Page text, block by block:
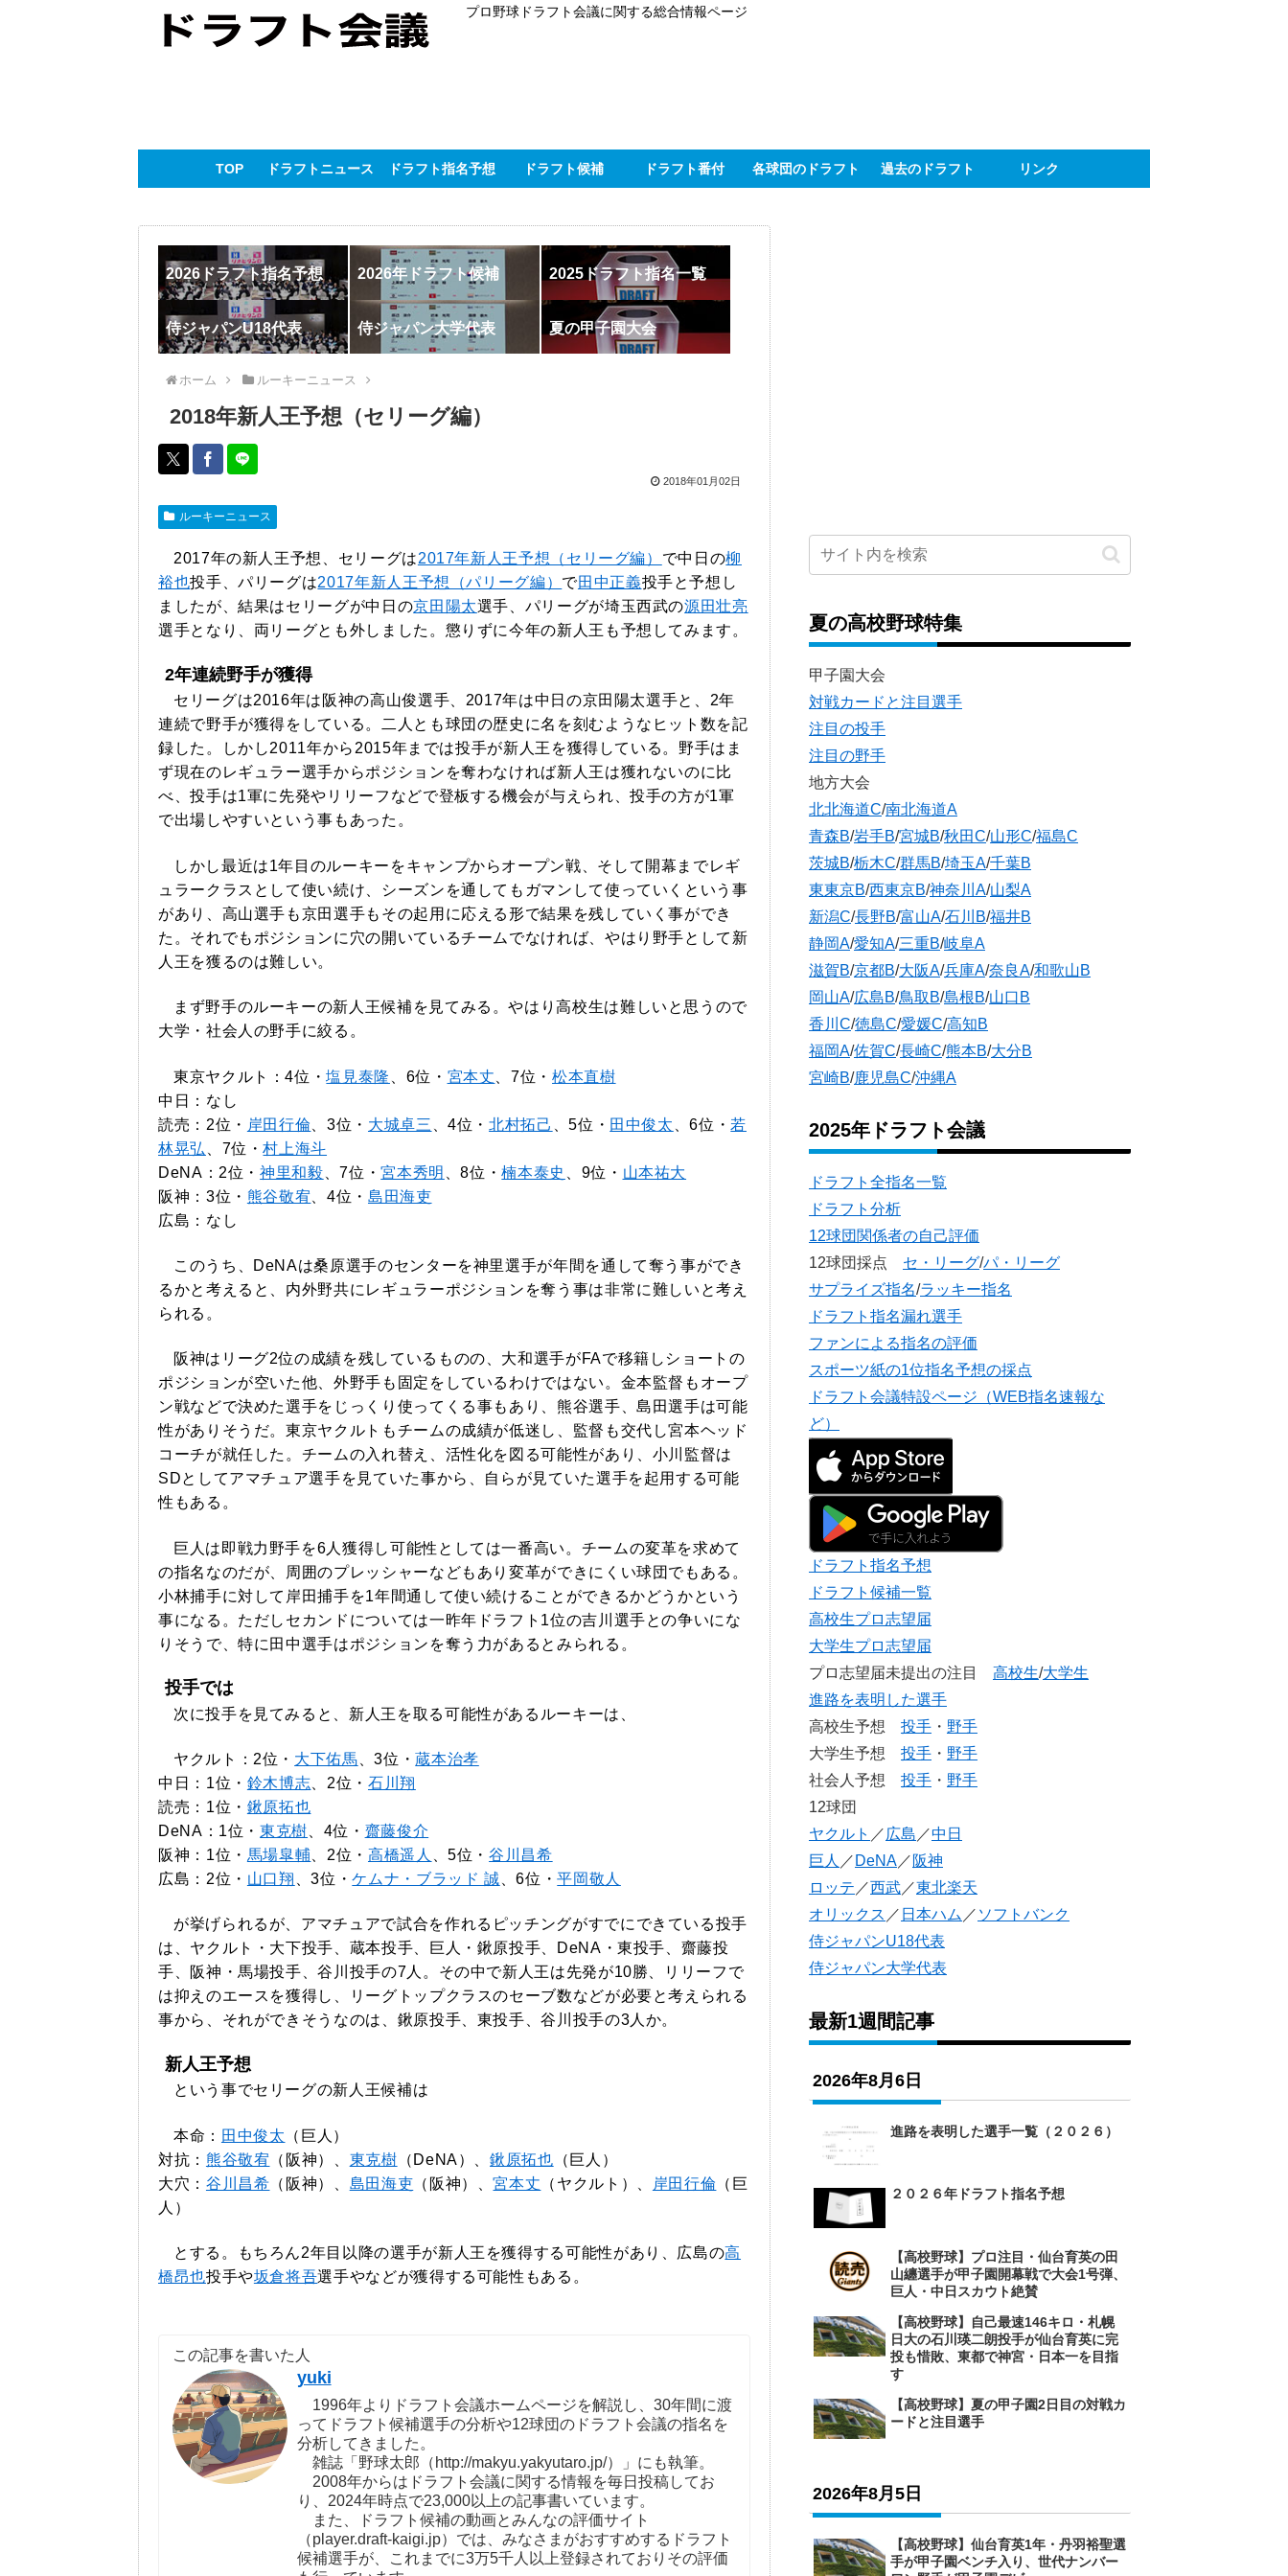
プロ野球ドラフト会議に関する総合情報ページ
TOP ドラフトニュース ドラフト指名予想 ドラフト候補 ドラフト番付 各球団のドラフト 過去のドラフト リンク
2026ドラフト指名予想 2026年ドラフト候補 2025ドラフト指名一覧
侍ジャパンU18代表 侍ジャパン大学代表 夏の甲子園大会
ホーム ルーキーニュース
2018年新人王予想（セリーグ編）
2018年01月02日
ルーキーニュース
2017年の新人王予想、セリーグは2017年新人王予想（セリーグ編） で中日の柳
裕也投手、パリーグは2017年新人王予想（パリーグ編） で田中正義投手と予想し
ましたが、結果はセリーグが中日の京田陽太選手、パリーグが埼玉西武の源田壮亮
選手となり、両リーグとも外しました。懲りずに今年の新人王も予想してみます。
2年連続野手が獲得
セリーグは2016年は阪神の高山俊選手、2017年は中日の京田陽太選手と、2年
連続で野手が獲得をしている。二人とも球団の歴史に名を刻むようなヒット数を記
録した。しかし2011年から2015年までは投手が新人王を獲得している。野手はま
ず現在のレギュラー選手からポジションを奪わなければ新人王は獲れないのに比
べ、投手は1軍に先発やリリーフなどで登板する機会が与えられ、投手の方が1軍
で出場しやすいという事もあった。
しかし最近は1年目のルーキーをキャンプからオープン戦、そして開幕までレギ
ュラークラスとして使い続け、シーズンを通してもガマンして使っていくという事
があり、高山選手も京田選手もその起用に応える形で結果を残していく事ができ
た。それでもポジションに穴の開いているチームでなければ、やはり野手として新
人王を獲るのは難しい。
まず野手のルーキーの新人王候補を見てみる。やはり高校生は難しいと思うので
大学・社会人の野手に絞る。
東京ヤクルト：4位・塩見泰隆 、6位・ 宮本丈 、7位・松本直樹
中日：なし
読売：2位・ 岸田行倫 、3位・ 大城卓三 、4位・北村拓己 、5位・ 田中俊太 、6位・ 若
林晃弘
、7位・村上海斗
DeNA：2位・神里和毅 、7位・宮本秀明 、8位・楠本泰史 、9位・ 山本祐大
阪神：3位・ 熊谷敬宥 、4位・ 島田海吏
広島：なし
このうち、DeNAは桑原選手のセンターを神里選手が年間を通して奪う事ができ
るかと考えると、内外野共にレギュラーポジションを奪う事は非常に難しいと考え
られる。
阪神はリーグ2位の成績を残しているものの、大和選手がFAで移籍しショートの
ポジションが空いた他、外野手も固定をしているわけではない。金本監督もオープ
ン戦などで決めた選手をじっくり使ってくる事もあり、熊谷選手、島田選手は可能
性がありそうだ。東京ヤクルトもチームの成績が低迷し、監督も交代し宮本ヘッド
コーチが就任した。チームの入れ替え、活性化を図る可能性があり、小川監督は
SDとしてアマチュア選手を見ていた事から、自らが見ていた選手を起用する可能
性もある。
巨人は即戦力野手を6人獲得し可能性としては一番高い。チームの変革を求めて
の指名なのだが、周囲のプレッシャーなどもあり変革ができにくい球団でもある。
小林捕手に対して岸田捕手を1年間通して使い続けることができるかどうかという
事になる。ただしセカンドについては一昨年ドラフト1位の吉川選手との争いにな
りそうで、特に田中選手はポジションを奪う力があるとみられる。
投手では
次に投手を見てみると、新人王を取る可能性があるルーキーは、
ヤクルト：2位・ 大下佑馬 、3位・蔵本治孝
中日：1位・ 鈴木博志 、2位・ 石川翔
読売：1位・ 鍬原拓也
DeNA：1位・東克樹 、4位・ 齋藤俊介
阪神：1位・ 馬場皐輔 、2位・ 高橋遥人 、5位・谷川昌希
広島：2位・ 山口翔 、3位・ケムナ・ブラッド 誠 、6位・平岡敬人
が挙げられるが、アマチュアで試合を作れるピッチングがすでにできている投手
は、ヤクルト・大下投手、蔵本投手、巨人・鍬原投手、DeNA・東投手、齋藤投
手、阪神・馬場投手、谷川投手の7人。その中で新人王は先発が10勝、リリーフで
は抑えのエースを獲得し、リーグトップクラスのセーブ数などが必要と考えられる
事から、それができそうなのは、鍬原投手、東投手、谷川投手の3人か。
新人王予想
という事でセリーグの新人王候補は
本命： 田中俊太 （巨人）
対抗： 熊谷敬宥 （阪神）、 東克樹 （DeNA）、鍬原拓也 （巨人）
大穴： 谷川昌希 （阪神）、 島田海吏 （阪神）、宮本丈 （ヤクルト）、 岸田行倫 （巨
人）
とする。もちろん2年目以降の選手が新人王を獲得する可能性があり、広島の高
橋昂也投手や坂倉将吾選手やなどが獲得する可能性もある。
この記事を書いた人
yuki
1996年よりドラフト会議ホームページを解説し、30年間に渡
ってドラフト候補選手の分析や12球団のドラフト会議の指名を
分析してきました。
雑誌「野球太郎（http://makyu.yakyutaro.jp/）」にも執筆。
2008年からはドラフト会議に関する情報を毎日投稿してお
り、2024年時点で23,000以上の記事書いています。
また、ドラフト候補の動画とみんなの評価サイト
（player.draft-kaigi.jp）では、みなさまがおすすめするドラフト
候補選手が、これまでに3万5千人以上登録されておりその評価
夏の高校野球特集
甲子園大会
対戦カードと注目選手
注目の投手
注目の野手
地方大会
北北海道C/南北海道A
青森B/岩手B/宮城B/秋田C/山形C/福島C
茨城B/栃木C/群馬B/埼玉A/千葉B
東東京B/西東京B/神奈川A/山梨A
新潟C/長野B/富山A/石川B/福井B
静岡A/愛知A/三重B/岐阜A
滋賀B/京都B/大阪A/兵庫A/奈良A/和歌山B
岡山A/広島B/鳥取B/島根B/山口B
香川C/徳島C/愛媛C/高知B
福岡A/佐賀C/長崎C/熊本B/大分B
宮崎B/鹿児島C/沖縄A
2025年ドラフト会議
ドラフト全指名一覧
ドラフト分析
12球団関係者の自己評価
12球団採点 セ・リーグ/パ・リーグ
サプライズ指名/ラッキー指名
ドラフト指名漏れ選手
ファンによる指名の評価
スポーツ紙の1位指名予想の採点
ドラフト会議特設ページ（WEB指名速報な
ど）
ドラフト指名予想
ドラフト候補一覧
高校生プロ志望届
大学生プロ志望届
プロ志望届未提出の注目 高校生/大学生
進路を表明した選手
高校生予想 投手 ・ 野手
大学生予想 投手 ・ 野手
社会人予想 投手 ・ 野手
12球団
ヤクルト ／ 広島 ／中日
巨人 ／ DeNA ／ 阪神
ロッテ ／西武 ／東北楽天
オリックス ／ 日本ハム ／ ソフトバンク
侍ジャパンU18代表
侍ジャパン大学代表
最新1週間記事
2026年8月6日
進路を表明した選手一覧（２０２６）
２０２６年ドラフト指名予想
【高校野球】プロ注目・仙台育英の田
山纏選手が甲子園開幕戦で大会1号弾、
巨人・中日スカウト絶賛
【高校野球】自己最速146キロ・札幌
日大の石川瑛二朗投手が仙台育英に完
投も惜敗、東都で神宮・日本一を目指
す
【高校野球】夏の甲子園2日目の対戦カ
ードと注目選手
2026年8月5日
【高校野球】仙台育英1年・丹羽裕聖選
手が甲子園ベンチ入り、世代ナンバー